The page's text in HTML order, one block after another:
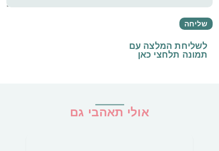
לשליחת המלצה עם
תמונה תלחצי כאן
אולי תאהבי גם